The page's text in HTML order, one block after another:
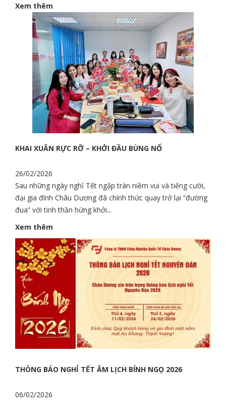
Xem thêm
KHAI XUÂN RỰC RỠ – KHỞI ĐẦU BÙNG NỔ
26/02/2026
Sau những ngày nghỉ Tết ngập tràn niềm vui và tiếng cười,
đại gia đình Châu Dương đã chính thức quay trở lại “đường
đua” với tinh thần hứng khởi...
Xem thêm
THÔNG BÁO NGHỈ TẾT ÂM LỊCH BÍNH NGỌ 2026
06/02/2026